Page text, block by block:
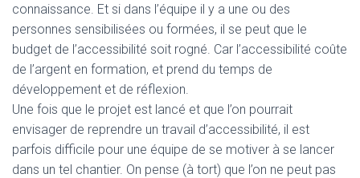
connaissance. Et si dans l’équipe il y a une ou des
personnes sensibilisées ou formées, il se peut que le
budget de l’accessibilité soit rogné. Car l’accessibilité coûte
de l’argent en formation, et prend du temps de
développement et de réflexion.
Une fois que le projet est lancé et que l’on pourrait
envisager de reprendre un travail d’accessibilité, il est
parfois difficile pour une équipe de se motiver à se lancer
dans un tel chantier. On pense (à tort) que l’on ne peut pas